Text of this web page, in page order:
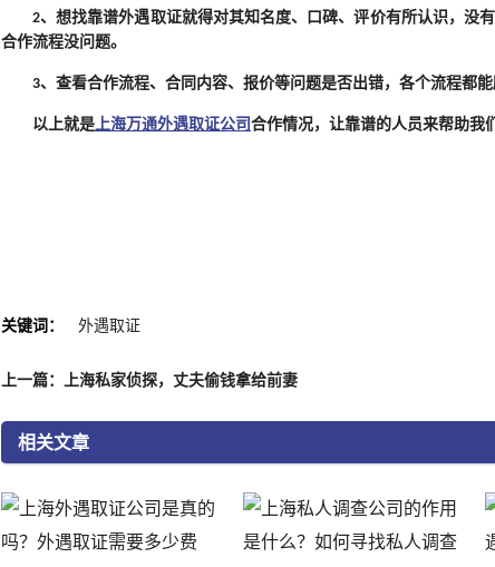
2、想找靠谱外遇取证就得对其知名度、口碑、评价有所认识，没
合作流程没问题。
3、查看合作流程、合同内容、报价等问题是否出错，各个流程都能
以上就是上海万通外遇取证公司 合作情况，让靠谱的人员来帮助我
关键词： 外遇取证
上一篇：上海私家侦探，丈夫偷钱拿给前妻
相关文章